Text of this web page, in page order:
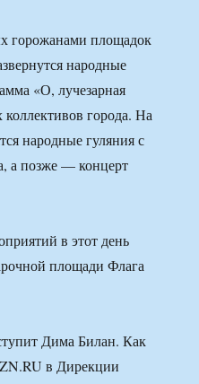
горожанами площадок
народные
«О, лучезарная
города. На
народные гуляния с
а позже — концерт
в этот день
площади Флага
Дима Билан. Как
в Дирекции